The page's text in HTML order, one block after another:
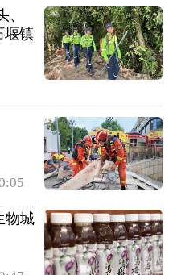
镇
物城